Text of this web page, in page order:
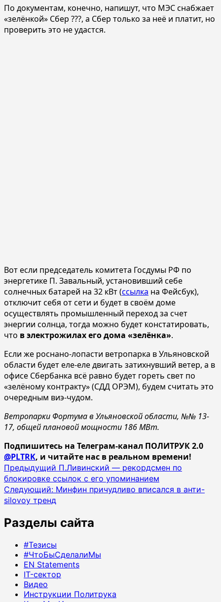
По документам, конечно, напишут, что МЭС снабжает
«зелёнкой» Сбер ???, а Сбер только за неё и платит, но
проверить это не удастся.
Вот если председатель комитета Госдумы РФ по
энергетике П. Завальный, установивший себе
солнечных батарей на 32 кВт (ссылка на Фейсбук),
отключит себя от сети и будет в своём доме
осуществлять промышленный переход за счет
энергии солнца, тогда можно будет констатировать,
что в электрожилах его дома «зелёнка».
Если же роснано-лопасти ветропарка в Ульяновской
области будет еле-еле двигать затихнувший ветер, а в
офисе Сбербанка всё равно будет гореть свет по
«зелёному контракту» (СДД ОРЭМ), будем считать это
очередным виэ-чудом.
Ветропарки Фортума в Ульяновской области, №№ 13-
17, общей плановой мощности 186 МВт.
Подпишитесь на Телеграм-канал ПОЛИТРУК 2.0
@PLTRK, и читайте нас в реальном времени!
Навигация
записи
Предыдущий П.Ливинский — рекордсмен по
блокировке ссылок с его упоминанием
Следующий: Минфин причудливо вписался в анти-
silovoy тренд
Разделы сайта
#Тезисы
#ЧтоБыСделалиМы
EN Statements
IT-сектор
Видео
Инструкции Политрука